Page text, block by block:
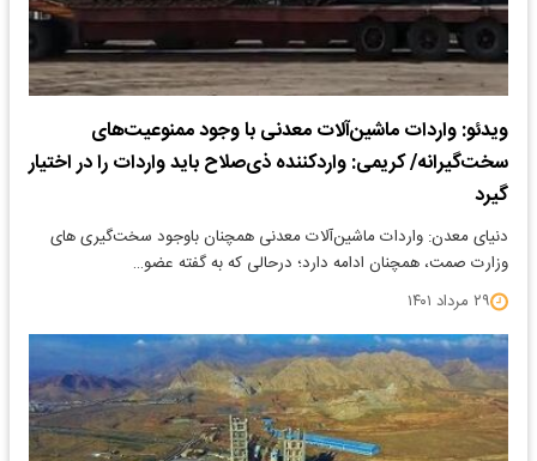
ویدئو: واردات ماشین‌آلات معدنی با وجود ممنوعیت‌های
سخت‌گیرانه/ کریمی: واردکننده ذی‌صلاح باید واردات را در اختیار
گیرد
دنیای معدن: واردات ماشین‌آلات معدنی همچنان باوجود سخت‌گیری های
وزارت صمت، همچنان ادامه دارد؛ درحالی که به گفته عضو…
۲۹ مرداد ۱۴۰۱